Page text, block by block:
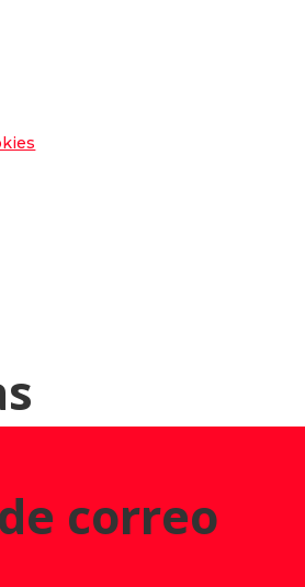
correo